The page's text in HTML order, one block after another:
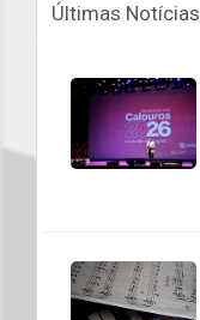
Últimas Notícias